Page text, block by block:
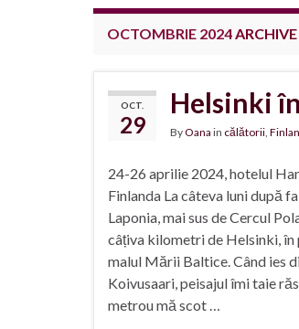
OCTOMBRIE 2024ARCHIVE
OCT.
29
Helsinki
ByOana in călătorii,
24-26 aprilie 2024, hotelul
Finlanda La câteva luni după
Laponia, mai sus de Cercul
câțiva kilometri de Helsinki, în
malul Mării Baltice. Când ies
Koivusaari, peisajul îmi taie
metrou mă scot …